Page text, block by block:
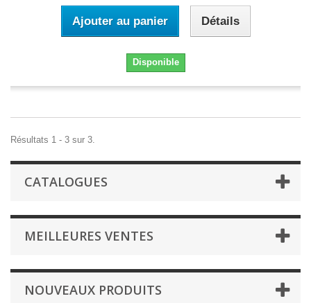
Ajouter au panier Détails
Disponible
Résultats 1 - 3 sur 3.
CATALOGUES
MEILLEURES VENTES
NOUVEAUX PRODUITS